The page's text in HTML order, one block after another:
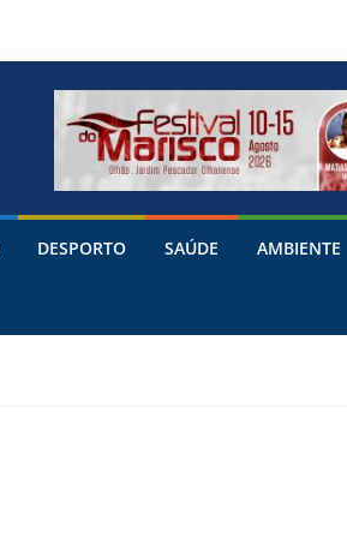
DESPORTO SAÚDE AMBIENTE